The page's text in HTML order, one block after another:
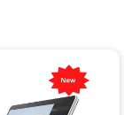
32GB/SSD
chỉ có tại